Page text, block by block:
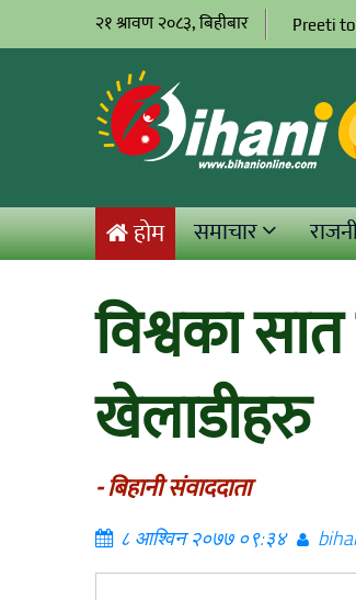
२१ श्रावण २०८३, बिहीबार Preeti
होम समाचार
विश्वका
खेलाडीहरु
- बिहानी संवाददाता
८ आश्विन २०७७ ०९:३४